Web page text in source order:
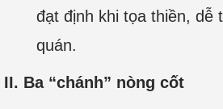
đạt định khi tọa thiền, dễ
quán.
II. Ba “chánh” nòng cốt